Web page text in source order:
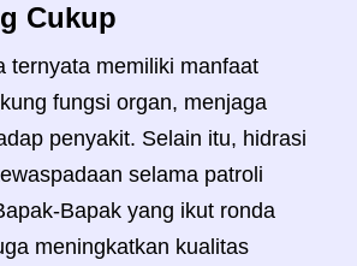
Cukup
ternyata memiliki manfaat
fungsi organ, menjaga
penyakit. Selain itu, hidrasi
selama patroli
Bapak yang ikut ronda
meningkatkan kualitas